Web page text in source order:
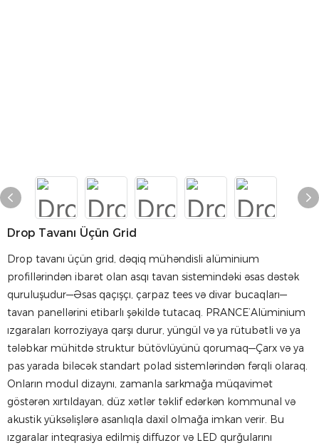
Drop Tavanı Üçün Grid
Drop tavanı üçün grid, dəqiq mühəndisli alüminium
profillərindən ibarət olan asqı tavan sistemindəki əsas dəstək
quruluşudur—Əsas qaçışçı, çarpaz tees və divar bucaqları—
tavan panellərini etibarlı şəkildə tutacaq. PRANCE’Alüminium
ızgaraları korroziyaya qarşı durur, yüngül və ya rütubətli və ya
tələbkar mühitdə struktur bütövlüyünü qorumaq—Çarx və ya
pas yarada biləcək standart polad sistemlərindən fərqli olaraq.
Onların modul dizaynı, zamanla sarkmağa müqavimət
göstərən xırtıldayan, düz xətlər təklif edərkən kommunal və
akustik yüksəlişlərə asanlıqla daxil olmağa imkan verir. Bu
ızgaralar inteqrasiya edilmiş diffuzor və LED qurğularını